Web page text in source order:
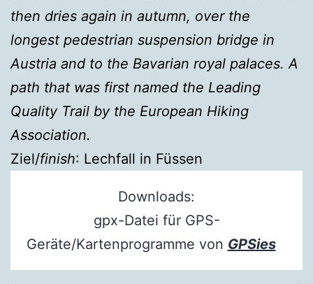
then dries again in autumn, over the
longest pedestrian suspension bridge in
Austria and to the Bavarian royal palaces. A
path that was first named the Leading
Quality Trail by the European Hiking
Association.
Ziel/finish: Lechfall in Füssen
Downloads:
gpx-Datei für GPS-
Geräte/Kartenprogramme von GPSies